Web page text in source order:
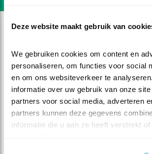
Deze website maakt gebruik van
We gebruiken cookies om content en
personaliseren, om functies voor social
en om ons websiteverkeer te
informatie over uw gebruik van onze
partners voor social media, adverteren
partners kunnen deze gegevens
informatie die u aan ze heeft verstrekt of